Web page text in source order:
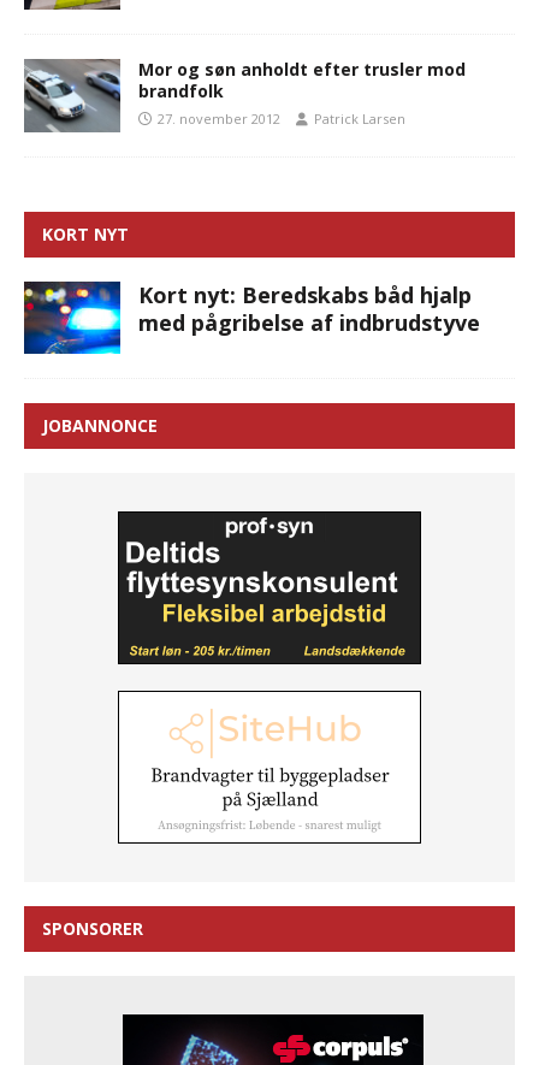
Mor og søn anholdt efter trusler mod
brandfolk
27. november 2012 Patrick Larsen
KORT NYT
Kort nyt: Beredskabs båd hjalp
med pågribelse af indbrudstyve
JOBANNONCE
SPONSORER